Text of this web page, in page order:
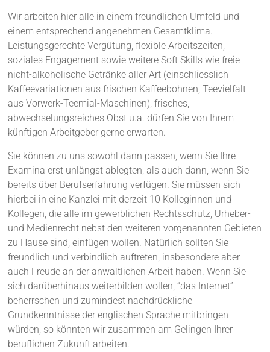
Wir arbeiten hier alle in einem freundlichen Umfeld und
einem entsprechend angenehmen Gesamtklima.
Leistungsgerechte Vergütung, flexible Arbeitszeiten,
soziales Engagement sowie weitere Soft Skills wie freie
nicht-alkoholische Getränke aller Art (einschliesslich
Kaffeevariationen aus frischen Kaffeebohnen, Teevielfalt
aus Vorwerk-Teemial-Maschinen), frisches,
abwechselungsreiches Obst u.a. dürfen Sie von Ihrem
künftigen Arbeitgeber gerne erwarten.
Sie können zu uns sowohl dann passen, wenn Sie Ihre
Examina erst unlängst ablegten, als auch dann, wenn Sie
bereits über Berufserfahrung verfügen. Sie müssen sich
hierbei in eine Kanzlei mit derzeit 10 Kolleginnen und
Kollegen, die alle im gewerblichen Rechtsschutz, Urheber-
und Medienrecht nebst den weiteren vorgenannten Gebieten
zu Hause sind, einfügen wollen. Natürlich sollten Sie
freundlich und verbindlich auftreten, insbesondere aber
auch Freude an der anwaltlichen Arbeit haben. Wenn Sie
sich darüberhinaus weiterbilden wollen, “das Internet”
beherrschen und zumindest nachdrückliche
Grundkenntnisse der englischen Sprache mitbringen
würden, so könnten wir zusammen am Gelingen Ihrer
beruflichen Zukunft arbeiten.